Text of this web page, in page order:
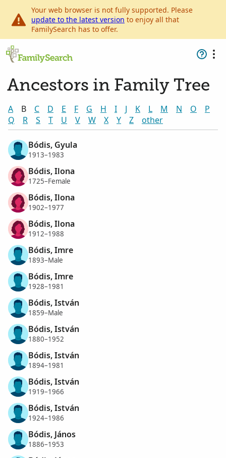
Your web browser is not fully supported. Please
update to the latest version to enjoy all that
FamilySearch has to offer.
Ancestors in Family Tree
A B C D E F G H I J K L M N O
P
Q
R S T U V W X Y Z other
Bódis, Gyula
1913–1983
Bódis, Ilona
1725–Female
Bódis, Ilona
1902–1977
Bódis, Ilona
1912–1988
Bódis, Imre
1893–Male
Bódis, Imre
1928–1981
Bódis, István
1859–Male
Bódis, István
1880–1952
Bódis, István
1894–1981
Bódis, István
1919–1966
Bódis, István
1924–1986
Bódis, János
1886–1953